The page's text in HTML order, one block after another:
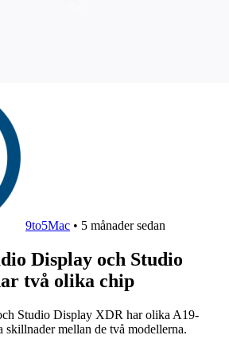
9to5Mac • 5 månader sedan
Display och Studio
två olika chip
Studio Display XDR har olika A19-
mellan de två modellerna.